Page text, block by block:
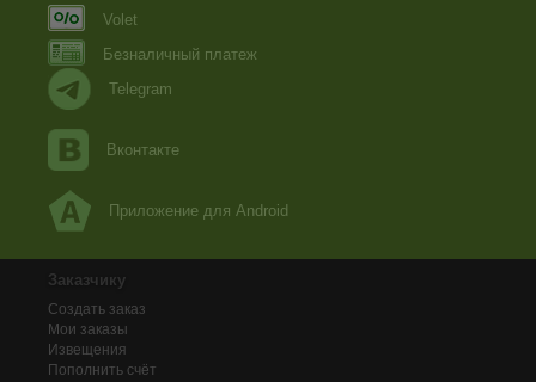
Volet
Безналичный платеж
Telegram
Вконтакте
Приложение для Android
Заказчику
Создать заказ
Мои заказы
Извещения
Пополнить счёт